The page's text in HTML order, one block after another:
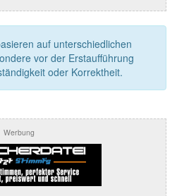
auf unterschiedlichen
vor der Erstaufführung
oder Korrektheit.
Werbung